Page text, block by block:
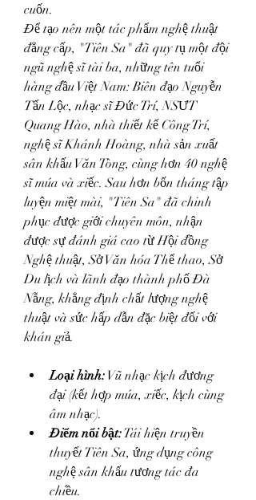
cuốn.
Để tạo nên một tác phẩm nghệ thuật
đẳng cấp, "Tiên Sa" đã quy tụ một đội
ngũ nghệ sĩ tài ba, những tên tuổi
hàng đầu Việt Nam: Biên đạo Nguyễn
Tấn Lộc, nhạc sĩ Đức Trí, NSƯT
Quang Hào, nhà thiết kế Công Trí,
nghệ sĩ Khánh Hoàng, nhà sản xuất
sân khấu Văn Tòng, cùng hơn 40 nghệ
sĩ múa và xiếc. Sau hơn bốn tháng tập
luyện miệt mài, "Tiên Sa" đã chinh
phục được giới chuyên môn, nhận
được sự đánh giá cao từ Hội đồng
Nghệ thuật, Sở Văn hóa Thể thao, Sở
Du lịch và lãnh đạo thành phố Đà
Nẵng, khẳng định chất lượng nghệ
thuật và sức hấp dẫn đặc biệt đối với
khán giả.
Loại hình: Vũ nhạc kịch đương
đại (kết hợp múa, xiếc, kịch cùng
âm nhạc).
Điểm nổi bật: Tái hiện truyền
thuyết Tiên Sa, ứng dụng công
nghệ sân khấu tương tác đa
chiều.